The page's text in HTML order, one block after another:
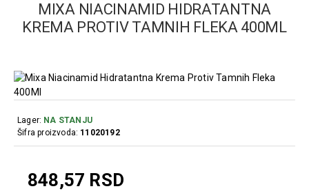
MIXA NIACINAMID HIDRATANTNA
KREMA PROTIV TAMNIH FLEKA 400ML
848,57 RSD
Lager: NA STANJU
Šifra proizvoda: 11020192